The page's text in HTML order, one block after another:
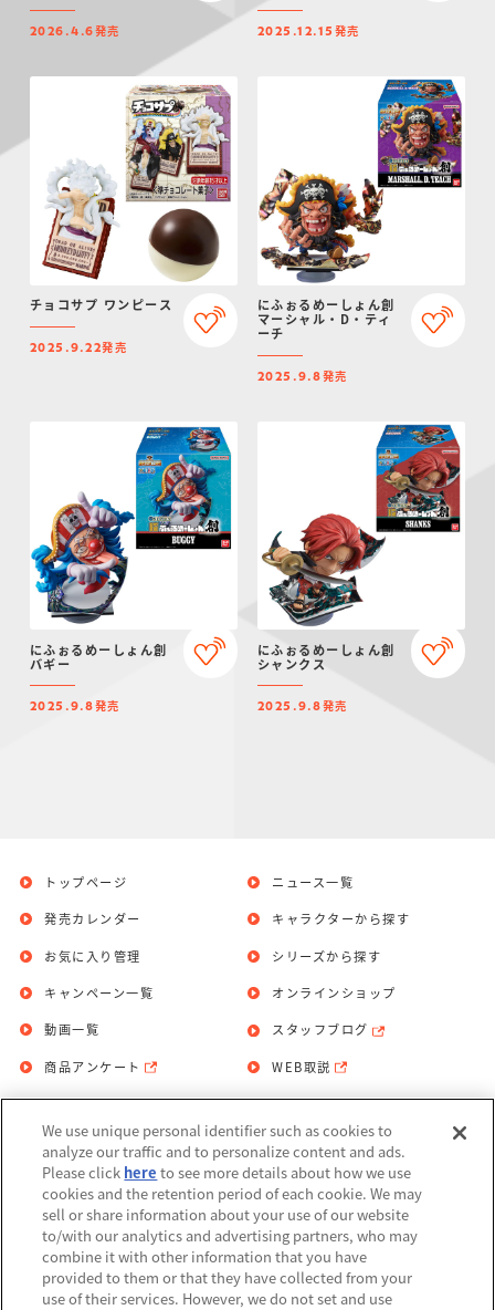
2026.4.6発売 2025.12.15 発売
チョコサプ ワンピース
2025.9.22発売
にふぉるめーしょん創
マーシャル・D・ティ
ーチ
2025.9.8発売
にふぉるめーしょん創
バギー
2025.9.8発売
にふぉるめーしょん創
シャンクス
2025.9.8発売
トップページ
発売カレンダー
お気に入り管理
ニュース一覧
キャラクターから探す
シリーズから探す
キャンペーン一覧
動画一覧
商品アンケート
オンラインショップ
スタッフブログ
WEB取説
お問い合わせ 個人情報保護方針
利用規約
Do Not Sell or Share My Personal
Information
アレルギー情報
We use unique personal identifier such as cookies to
analyze our traffic and to personalize content and ads.
Please click here to see more details about how we use
cookies and the retention period of each cookie. We may
sell or share information about your use of our website
to/with our analytics and advertising partners, who may
combine it with other information that you have
provided to them or that they have collected from your
use of their services. However, we do not set and use